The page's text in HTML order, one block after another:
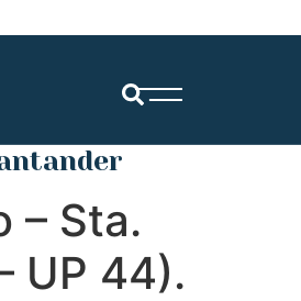
– Sta.
UP 44).